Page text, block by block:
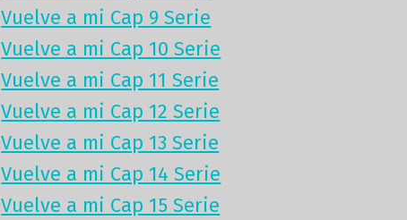
Vuelve a mi Cap 9 Serie
Vuelve a mi Cap 10 Serie
Vuelve a mi Cap 11 Serie
Vuelve a mi Cap 12 Serie
Vuelve a mi Cap 13 Serie
Vuelve a mi Cap 14 Serie
Vuelve a mi Cap 15 Serie